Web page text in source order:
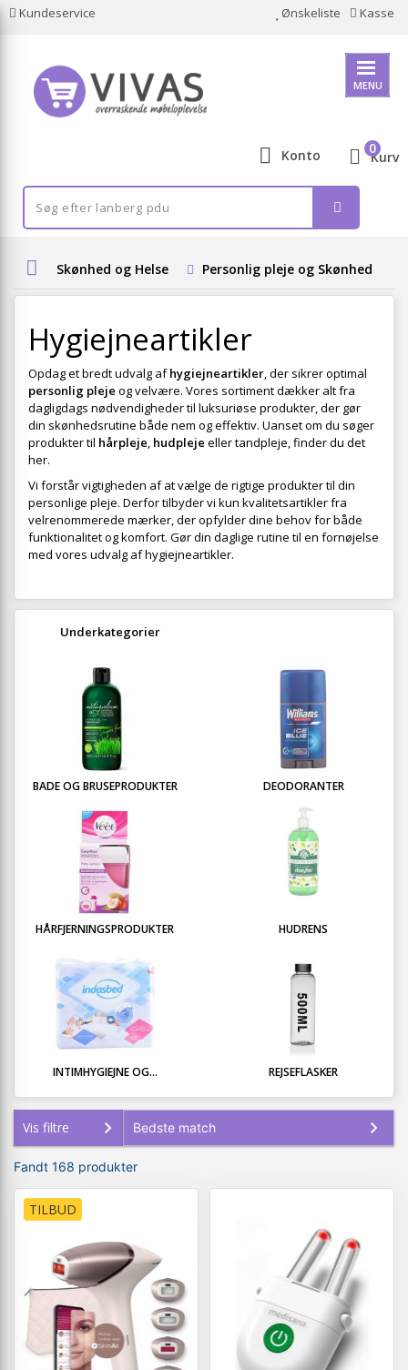
Kundeservice Ønskeliste Kasse
MENU
Konto Kurv
0
Skønhed og Helse Personlig pleje og Skønhed
Hygiejneartikler
Opdag et bredt udvalg afhygiejneartikler, der sikrer optimal
personlig pleje og velvære. Vores sortiment dækker alt fra
dagligdags nødvendigheder til luksuriøse produkter, der gør
din skønhedsrutine både nem og effektiv. Uanset om du søger
produkter til hårpleje, hudpleje eller tandpleje, finder du det
her.
Vi forstår vigtigheden af at vælge de rigtige produkter til din
personlige pleje. Derfor tilbyder vi kun kvalitetsartikler fra
velrenommerede mærker, der opfylder dine behov for både
funktionalitet og komfort. Gør din daglige rutine til en fornøjelse
med vores udvalg af hygiejneartikler.
Underkategorier
BADE OG BRUSEPRODUKTER DEODORANTER
HÅRFJERNINGSPRODUKTER HUDRENS
INTIMHYGIEJNE OG... REJSEFLASKER
Vis filtre
Fandt 168 produkter
TILBUD